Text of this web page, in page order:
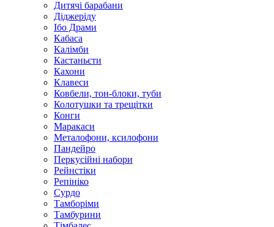
Дитячі барабани
Діджеріду
Ібо Драми
Кабаса
Калімби
Кастаньєти
Кахони
Клавеси
Ковбели, тон-блоки, туби
Колотушки та трещітки
Конги
Маракаси
Металофони, ксилофони
Пандейро
Перкусійні набори
Рейнстіки
Репініко
Сурдо
Тамборіми
Тамбурини